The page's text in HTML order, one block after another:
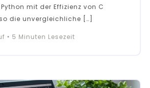
mit der Effizienz von C
die unvergleichliche […]
• 5 Minuten Lesezeit